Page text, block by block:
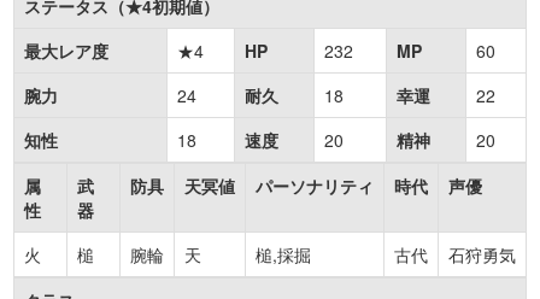
ステータス（★4初期値）
最大レア度
★4 HP 232 MP
60
腕力
24 耐久 18 幸運
22
知性
18 速度 20 精神
20
属
性
武
器
防具 天冥値 パーソナリティ 時代 声優
火 槌 腕輪 天 槌,採掘 古代
石狩勇気